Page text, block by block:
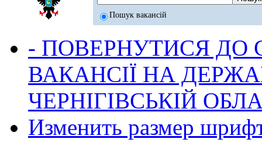
Пошук вакансій
- ПОВЕРНУТИСЯ ДО
ВАКАНСІЇ НА
ЧЕРНІГІВСЬКІЙ
Изменить размер